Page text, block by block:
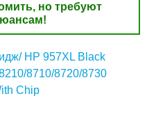
но требуют
HP 957XL Black
8710/8720/8730
Chip